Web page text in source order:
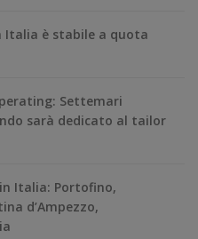
Italia è stabile a quota
Settemari
sarà dedicato al tailor
Italia: Portofino,
d’Ampezzo,